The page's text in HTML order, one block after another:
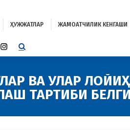
ҲУЖЖАТЛАР ЖАМОАТЧИЛИК КЕНГАШИ
INSTAGRAM
IN
NEW
WINDOW
ВА УЛАР
ТАРТИБИ